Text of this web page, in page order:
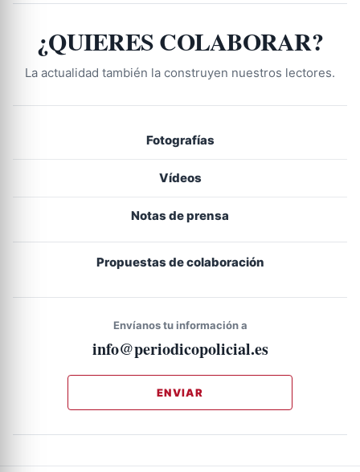
¿QUIERES COLABORAR?
La actualidad también la construyen nuestros lectores.
Fotografías
Vídeos
Notas de prensa
Propuestas de colaboración
Envíanos tu información a
info@periodicopolicial.es
ENVIAR